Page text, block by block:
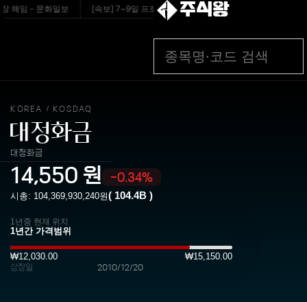
해임 - 문화일보 [속보] 7~9일 프로야구 3연전도 폭염 취소…11일 재개 - 중앙
주식왕
KOREA / KOSDAQ
대정화금
대정화금
14,550 원 -0.34%
시총: 104,369,930,240원( 104.4B )
1년중 현재 위치
₩12,030.00 ₩15,150.00
상장일 2010/12/20